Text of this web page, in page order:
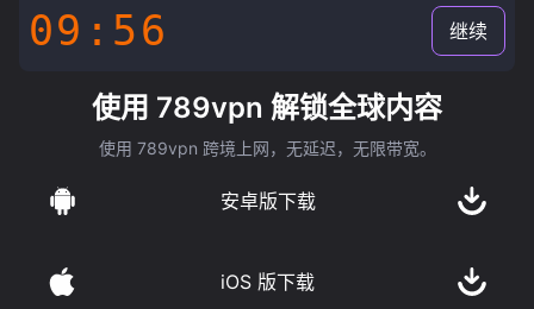
09:55 继续
使用 789vpn 解锁全球内容
使用 789vpn 跨境上网，无延迟，无限带宽。
安卓版下载
iOS 版下载